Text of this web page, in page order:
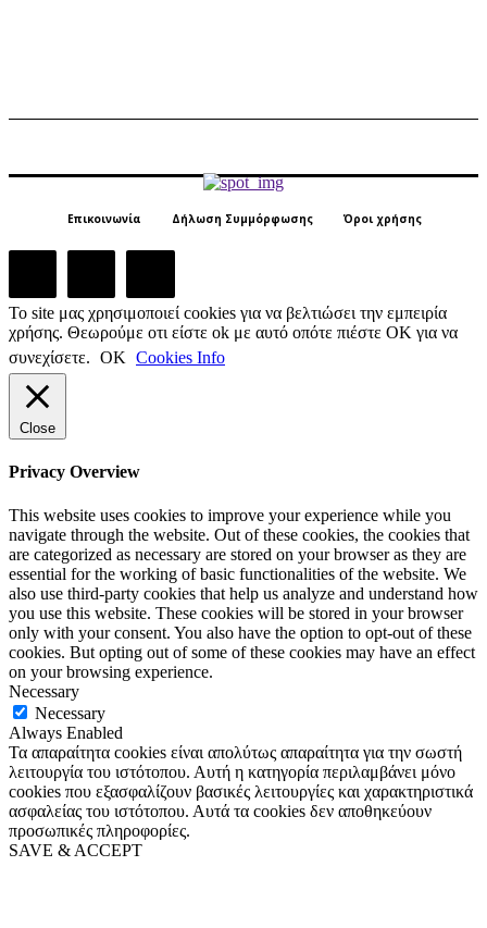
Επικοινωνία Δήλωση Συμμόρφωσης Όροι χρήσης
Το site μας χρησιμοποιεί cookies για να βελτιώσει την εμπειρία
χρήσης. Θεωρούμε οτι είστε ok με αυτό οπότε πιέστε ΟΚ για να
συνεχίσετε. ΟΚ Cookies Info
Close
Privacy Overview
This website uses cookies to improve your experience while you
navigate through the website. Out of these cookies, the cookies that
are categorized as necessary are stored on your browser as they are
essential for the working of basic functionalities of the website. We
also use third-party cookies that help us analyze and understand how
you use this website. These cookies will be stored in your browser
only with your consent. You also have the option to opt-out of these
cookies. But opting out of some of these cookies may have an effect
on your browsing experience.
Necessary
Necessary
Always Enabled
Τα απαραίτητα cookies είναι απολύτως απαραίτητα για την σωστή
λειτουργία του ιστότοπου. Αυτή η κατηγορία περιλαμβάνει μόνο
cookies που εξασφαλίζουν βασικές λειτουργίες και χαρακτηριστικά
ασφαλείας του ιστότοπου. Αυτά τα cookies δεν αποθηκεύουν
προσωπικές πληροφορίες.
SAVE & ACCEPT